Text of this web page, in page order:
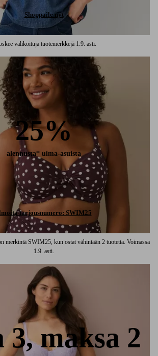
Shoppaile nyt
valikoituja tuotemerkkejä 1.9. asti.
25%
alennusta* uima-asuista
tarjousnumero: SWIM25
merkintä SWIM25, kun ostat vähintään 2 tuotetta. Voimassa
1.9. asti.
3, maksa 2